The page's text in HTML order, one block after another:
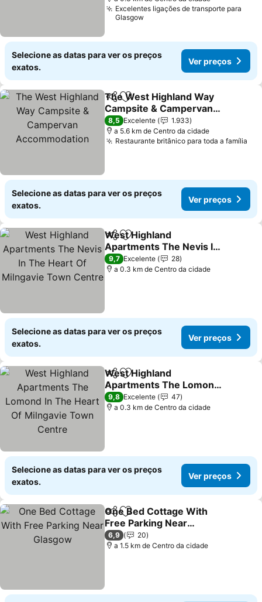
Excelentes ligações de transporte para
Glasgow
Selecione as datas para ver os preços
exatos.
Ver preços
PartilharAdicionar aos favoritos
The West Highland Way
Campsite & Campervan
Accommodation
8,5 Excelente
1.933
a 5.6 km de Centro da cidade
Restaurante britânico para toda a família
Selecione as datas para ver os preços
exatos.
Ver preços
PartilharAdicionar aos favoritos
West Highland
Apartments The Nevis In
The Heart Of Milngavie
Town Centre
9,7 Excelente
28
a 0.3 km de Centro da cidade
Selecione as datas para ver os preços
exatos.
Ver preços
PartilharAdicionar aos favoritos
West Highland
Apartments The Lomond
In The Heart Of Milngavie
Town Centre
9,8 Excelente
47
a 0.3 km de Centro da cidade
Selecione as datas para ver os preços
exatos.
Ver preços
PartilharAdicionar aos favoritos
One Bed Cottage With
Free Parking Near
Glasgow
6,9
20
a 1.5 km de Centro da cidade